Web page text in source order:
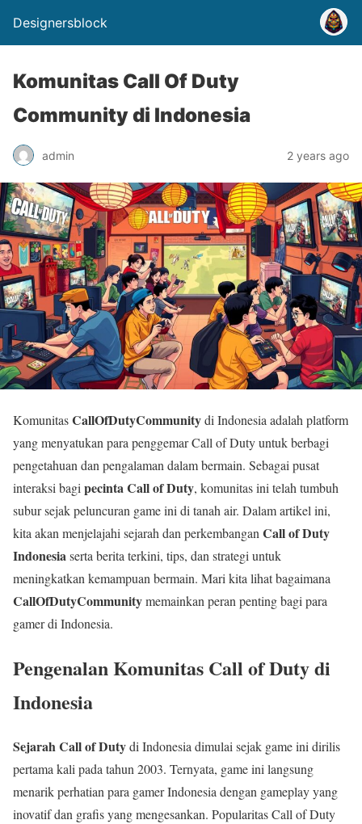
Designersblock
Komunitas Call Of Duty
Community di Indonesia
admin 2 years ago
KomunitasCallOfDutyCommunitydi Indonesia adalah platform
yang menyatukan para penggemar Call of Duty untuk berbagi
pengetahuan dan pengalaman dalam bermain. Sebagai pusat
interaksi bagi pecinta Call of Duty, komunitas ini telah tumbuh
subur sejak peluncuran game ini di tanah air. Dalam artikel ini,
kita akan menjelajahi sejarah dan perkembangan Call of Duty
Indonesiaserta berita terkini, tips, dan strategi untuk
meningkatkan kemampuan bermain. Mari kita lihat bagaimana
CallOfDutyCommunitymemainkan peran penting bagi para
gamer di Indonesia.
Pengenalan Komunitas Call of Duty di
Indonesia
Sejarah Call of Dutydi Indonesia dimulai sejak game ini dirilis
pertama kali pada tahun 2003. Ternyata, game ini langsung
menarik perhatian para gamer Indonesia dengan gameplay yang
inovatif dan grafis yang mengesankan. Popularitas Call of Duty